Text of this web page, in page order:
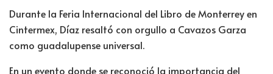
Durante la Feria Internacional del Libro de Monterrey en
Cintermex, Díaz resaltó con orgullo a Cavazos Garza
como guadalupense universal.
En un evento donde se reconoció la importancia del